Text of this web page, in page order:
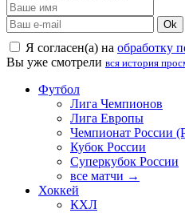
Ok
Я согласен(а) на обработку
Вы уже смотрели вся история
Футбол
Лига Чемпионов
Лига Европы
Чемпионат России
Кубок России
Суперкубок России
все матчи →
Хоккей
КХЛ